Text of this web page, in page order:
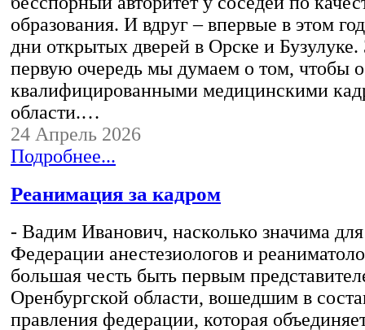
образования. И вдруг – впервые в этом
дни открытых дверей в Орске и
первую очередь мы думаем о том, чтобы
квалифицированными медицинскими
области.…
24 Апрель 2026
Подробнее...
Реанимация за кадром
- Вадим Иванович, насколько значима для
Федерации анестезиологов и
большая честь быть первым
Оренбургской области, вошедшим в
правления федерации, которая